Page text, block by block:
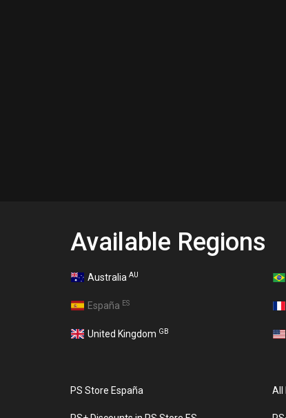
Available Regions
Australia AU
España ES
United Kingdom GB
PS Store España All